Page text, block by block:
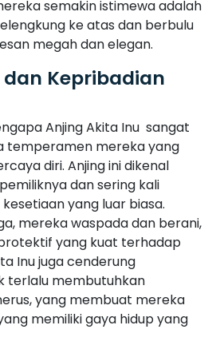
semakin istimewa adalah
ke atas dan berbulu
megah dan elegan.
Kepribadian
Anjing Akita Inu sangat
temperamen mereka yang
diri. Anjing ini dikenal
dan sering kali
yang luar biasa.
mereka waspada dan berani,
yang kuat terhadap
Inu juga cenderung
terlalu membutuhkan
yang membuat mereka
memiliki gaya hidup yang